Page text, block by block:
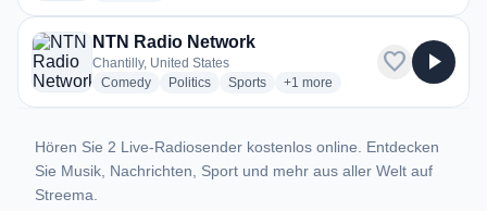
NTN Radio Network
Chantilly, United States
Comedyradio stations
Politicsradio stations
Sportsradio stations
+1 more genres for NTN Radio
more
favorite play_arrow
Hören Sie 2 Live-Radiosender kostenlos online. Entdecken
Sie Musik, Nachrichten, Sport und mehr aus aller Welt auf
Streema.